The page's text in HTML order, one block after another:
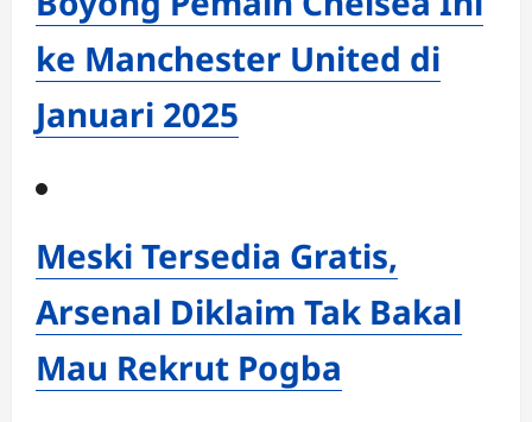
ke Manchester United di
Januari 2025
Meski Tersedia Gratis,
Arsenal Diklaim Tak Bakal
Mau Rekrut Pogba